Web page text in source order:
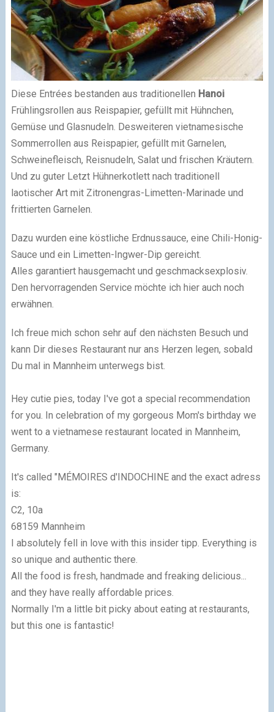
Diese Entrées bestanden aus traditionellen Hanoi
Frühlingsrollen aus Reispapier, gefüllt mit Hühnchen,
Gemüse und Glasnudeln. Desweiteren vietnamesische
Sommerrollen aus Reispapier, gefüllt mit Garnelen,
Schweinefleisch, Reisnudeln, Salat und frischen Kräutern.
Und zu guter Letzt Hühnerkotlett nach traditionell
laotischer Art mit Zitronengras-Limetten-Marinade und
frittierten Garnelen.
Dazu wurden eine köstliche Erdnussauce, eine Chili-Honig-
Sauce und ein Limetten-Ingwer-Dip gereicht.
Alles garantiert hausgemacht und geschmacksexplosiv.
Den hervorragenden Service möchte ich hier auch noch
erwähnen.
Ich freue mich schon sehr auf den nächsten Besuch und
kann Dir dieses Restaurant nur ans Herzen legen, sobald
Du mal in Mannheim unterwegs bist.
Hey cutie pies, today I've got a special recommendation
for you. In celebration of my gorgeous Mom's birthday we
went to a vietnamese restaurant located in Mannheim,
Germany.
It's called "MÉMOIRES d'INDOCHINE and the exact adress
is:
C2, 10a
68159 Mannheim
I absolutely fell in love with this insider tipp. Everything is
so unique and authentic there.
All the food is fresh, handmade and freaking delicious...
and they have really affordable prices.
Normally I'm a little bit picky about eating at restaurants,
but this one is fantastic!